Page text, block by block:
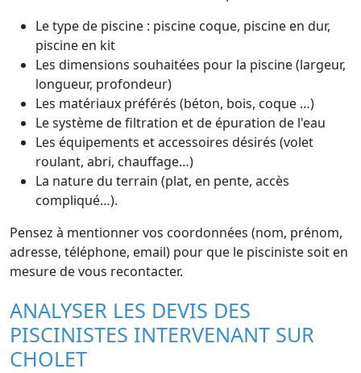
Le type de piscine : piscine coque, piscine en dur,
piscine en kit
Les dimensions souhaitées pour la piscine (largeur,
longueur, profondeur)
Les matériaux préférés (béton, bois, coque …)
Le système de filtration et de épuration de l'eau
Les équipements et accessoires désirés (volet
roulant, abri, chauffage…)
La nature du terrain (plat, en pente, accès
compliqué…).
Pensez à mentionner vos coordonnées (nom, prénom,
adresse, téléphone, email) pour que le pisciniste soit en
mesure de vous recontacter.
ANALYSER LES DEVIS DES
PISCINISTES INTERVENANT SUR
CHOLET